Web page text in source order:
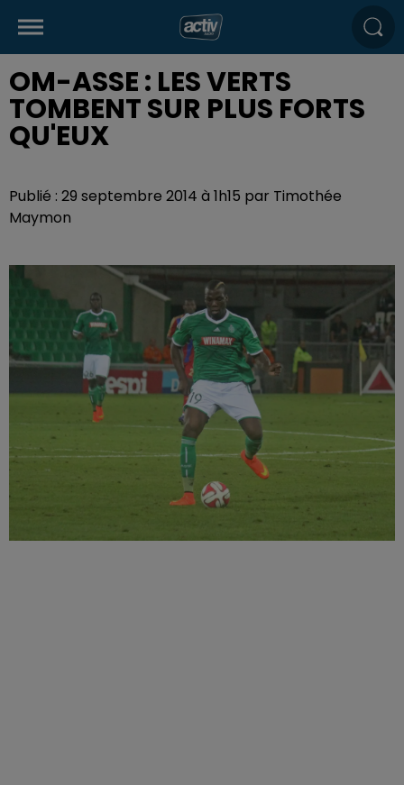
OM-ASSE : LES VERTS
TOMBENT SUR PLUS FORTS
QU'EUX
Publié : 29 septembre 2014 à 1h15 par Timothée
Maymon